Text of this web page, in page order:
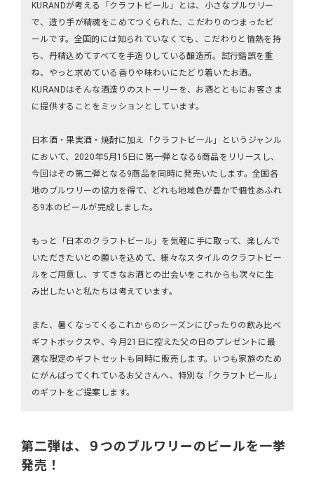
KURANDが考える「クラフトビール」とは、小さなブルワリー
で、造り手が精魂をこめてつくられた、こだわりのつまったビ
ールです。全国的には知られていなくても、こだわりと情熱を持
ち、丹精込めてすべてを手造りしている醸造所。試行錯誤を重
ね、やっと求めている香りや味わいにたどり着いたお酒。
KURANDはそんな酒造りのストーリーを、お酒とともにお客さま
に提供することをミッションとしています。
日本酒・果実酒・焼酎に加え「クラフトビール」というジャンル
において、2020年5月15日に第一弾となる6商品をリリースし、
今回はその第二弾となる9商品を同時に発売いたします。全国各
地のブルワリーの協力を得て、どれも地域色が豊かで個性あふれ
る9本のビールが完成しました。
もっと「日本のクラフトビール」を気軽に手に取って、楽しんで
いただきたいとの願いを込めて、様々なスタイルのクラフトビー
ルをご用意し、すてきなお酒との出会いをこれからも次々に生
み出したいと私たちは考えています。
また、暑くなってくるこれからのシーズンにぴったりの飲み比べ
ギフトボックスや、今月21日に控えた父の日のプレゼントに最
適な限定のギフトセットも同時に販売します。いつも家族のため
にがんばってくれているお父さんへ、特別な「クラフトビール」
のギフトをご提案します。
第二弾は、９つのブルワリーのビールを一挙
発売！